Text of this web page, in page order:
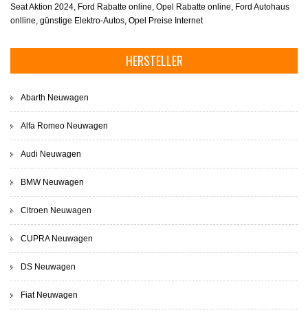
Seat Aktion 2024, Ford Rabatte online, Opel Rabatte online, Ford Autohaus
onlline, günstige Elektro-Autos, Opel Preise Internet
HERSTELLER
Abarth Neuwagen
Alfa Romeo Neuwagen
Audi Neuwagen
BMW Neuwagen
Citroen Neuwagen
CUPRA Neuwagen
DS Neuwagen
Fiat Neuwagen